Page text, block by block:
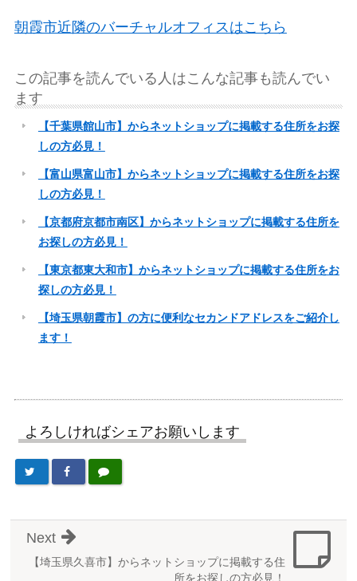
朝霞市近隣のバーチャルオフィスはこちら
この記事を読んでいる人はこんな記事も読んでい
ます
【千葉県館山市】からネットショップに掲載する住所をお探
しの方必見！
【富山県富山市】からネットショップに掲載する住所をお探
しの方必見！
【京都府京都市南区】からネットショップに掲載する住所を
お探しの方必見！
【東京都東大和市】からネットショップに掲載する住所をお
探しの方必見！
【埼玉県朝霞市】の方に便利なセカンドアドレスをご紹介し
ます！
よろしければシェアお願いします
【埼玉県久喜市】からネットショップに掲載する住
所をお探しの方必見！
Next